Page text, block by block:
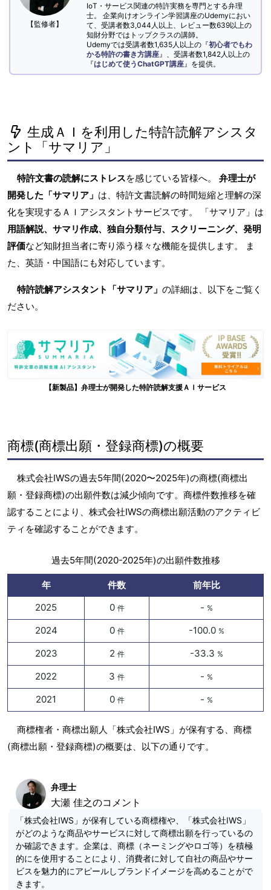
【監修者】
IoT・サービス関連の特許実務を専門とする弁理
士。 企業向けオンライン学習講座のUdemyにおい
て、受講者数3,044人以上、レビュー数639以上の
知財分野ではトップクラスの講師。
Udemyでは受講者数1,635人以上の『初心者でもわ
かる特許の書き方講座 』、受講者数1,842人以上の
『はじめて使うChatGPT講座 』を提供。
生成ＡＩを利用した特許読解アシスタ
ント「サマリア」
特許文書の読解にストレスを感じている皆様へ。 弁理士が
開発した「サマリア」 は、特許文書読解の時間短縮と理解の深
化を実現するＡＩアシスタントサービスです。 「サマリア」は
用語解説、サマリ作成、独自分類付与、スクリーニング、発明
評価など知財担当者に寄り添う様々な機能を提供します。 ま
た、英語・中国語にも対応しています。
特許読解アシスタント「サマリア」 の詳細は、以下をご覧く
ださい。
【新製品】弁理士が開発した特許読解支援ＡＩサービス
商標(商標出願・登録商標)の概要
株式会社IWSの過去5年間(2020〜2025年)の商標(商標出
願・登録商標)の出願件数は減少傾向です。商標件数推移を確
認することにより、株式会社IWSの商標出願活動のアクティビ
ティを確認することができます。
過去5年間(2020-2025年)の出願件数推移
年 件数
前年比
2025
0 件 - %
2024 0 件 -100.0 %
2023 2 件 -33.3 %
2022 3 件 - %
2021 0 件 - %
商標権者・商標出願人「株式会社IWS」が保有する、商標
(商標出願・登録商標)の概要は、以下の通りです。
弁理士
大瀬 佳之のコメント
「株式会社IWS」が保有している商標権や、「株式会社IWS」
がどのような商品やサービスに対して商標出願を行っているの
か確認できます。企業は、商標（ネーミングやロゴ等）を積極
的にを使用することにより、消費者に対して自社の商品やサー
ビスを魅力的にアピールしブランドイメージを高めることがで
きます。